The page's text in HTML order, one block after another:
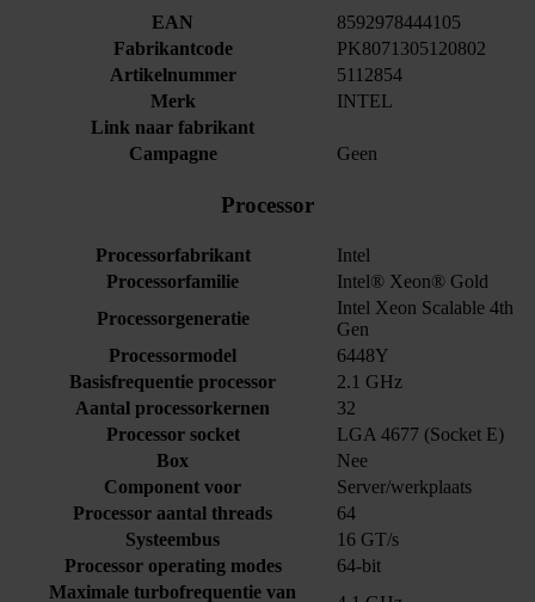
EAN
8592978444105
Fabrikantcode
PK8071305120802
Artikelnummer
5112854
Merk
INTEL
Link naar fabrikant
Campagne
Geen
Processor
Processorfabrikant
Intel
Processorfamilie
Intel® Xeon® Gold
Processorgeneratie
Intel Xeon Scalable 4th
Gen
Processormodel
6448Y
Basisfrequentie processor
2.1 GHz
Aantal processorkernen
32
Processor socket
LGA 4677 (Socket E)
Box
Nee
Component voor
Server/werkplaats
Processor aantal threads
64
Systeembus
16 GT/s
Processor operating modes
64-bit
Maximale turbofrequentie van